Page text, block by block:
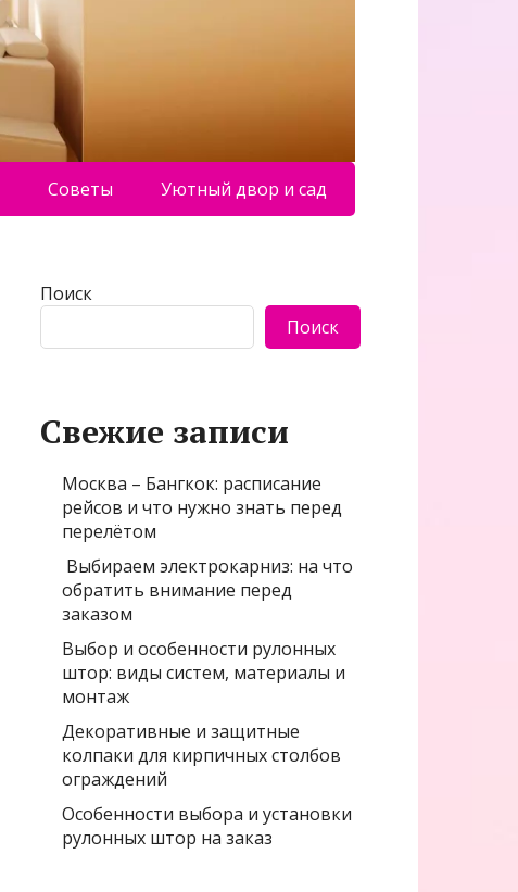
Советы Уютный двор и сад
Поиск
Поиск
Свежие записи
Москва – Бангкок: расписание
рейсов и что нужно знать перед
перелётом
Выбираем электрокарниз: на что
обратить внимание перед
заказом
Выбор и особенности рулонных
штор: виды систем, материалы и
монтаж
Декоративные и защитные
колпаки для кирпичных столбов
ограждений
Особенности выбора и установки
рулонных штор на заказ